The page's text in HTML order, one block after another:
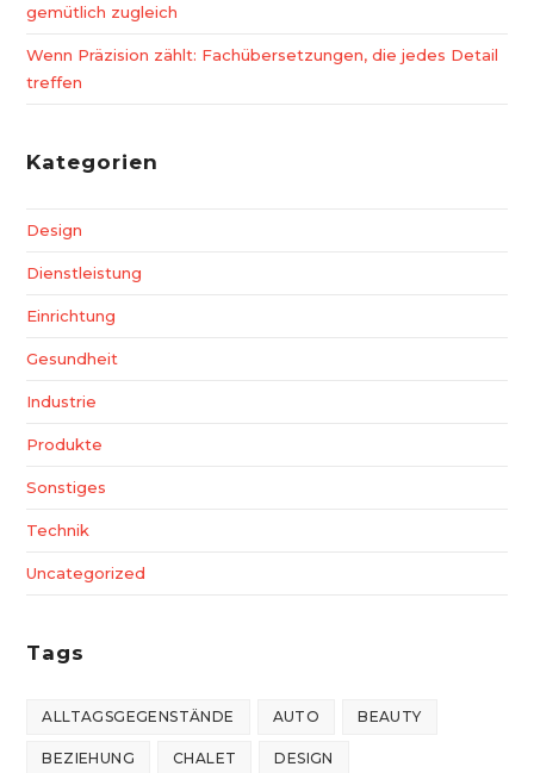
gemütlich zugleich
Wenn Präzision zählt: Fachübersetzungen, die jedes Detail
treffen
Kategorien
Design
Dienstleistung
Einrichtung
Gesundheit
Industrie
Produkte
Sonstiges
Technik
Uncategorized
Tags
ALLTAGSGEGENSTÄNDE AUTO BEAUTY
BEZIEHUNG CHALET DESIGN